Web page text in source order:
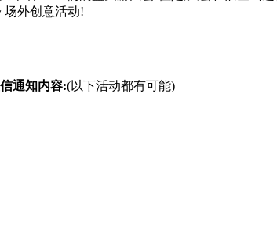
场外创意活动!
通知内容:(以下活动都有可能)